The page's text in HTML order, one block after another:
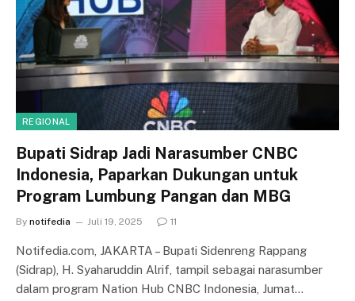
REGIONAL
Bupati Sidrap Jadi Narasumber CNBC
Indonesia, Paparkan Dukungan untuk
Program Lumbung Pangan dan MBG
By notifedia Juli 19, 2025 11
Notifedia.com, JAKARTA – Bupati Sidenreng Rappang
(Sidrap), H. Syaharuddin Alrif, tampil sebagai narasumber
dalam program Nation Hub CNBC Indonesia, Jumat…